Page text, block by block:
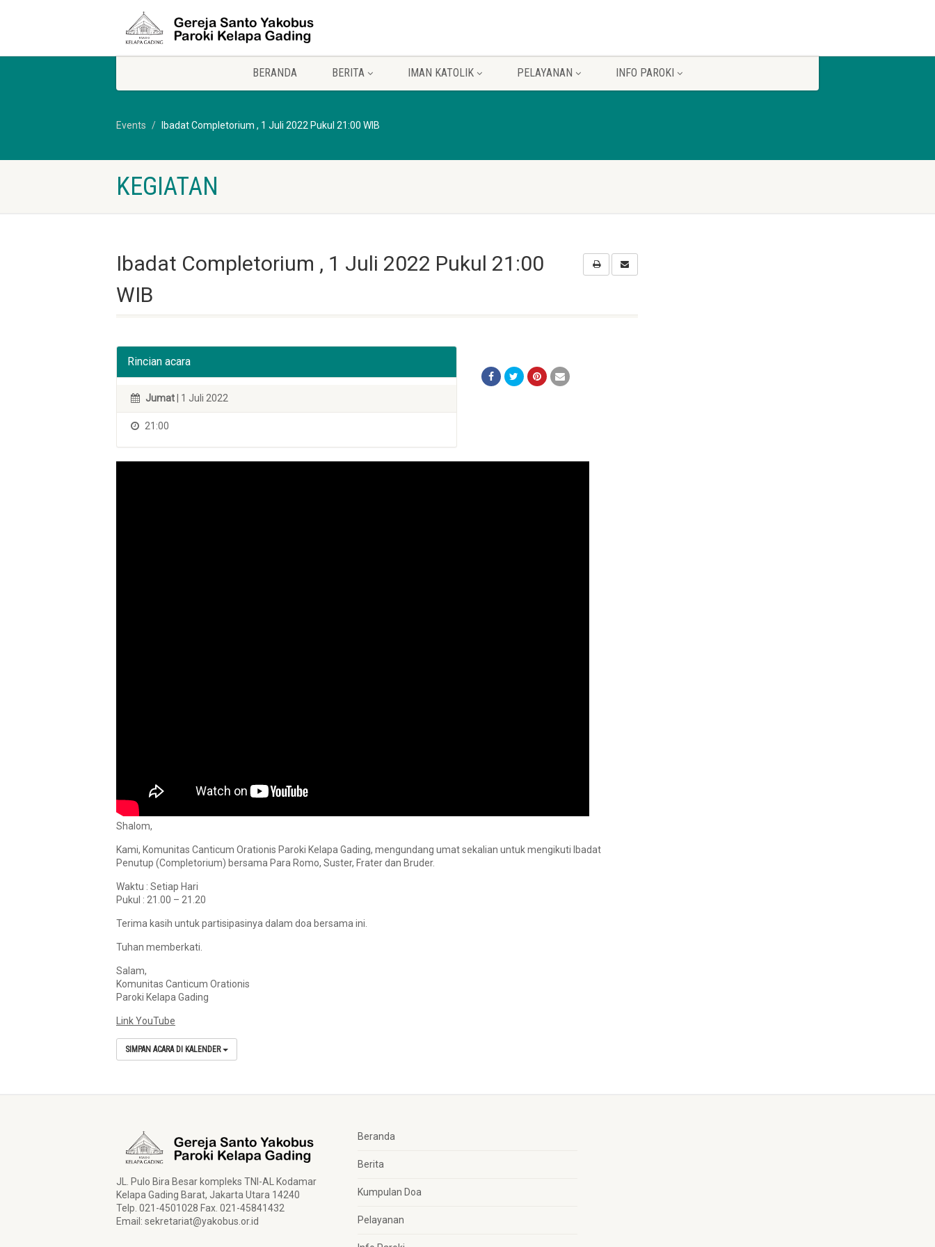
BERANDA BERITA IMAN KATOLIK PELAYANAN INFO PAROKI
Events Ibadat Completorium , 1 Juli 2022 Pukul 21:00 WIB
KEGIATAN
Ibadat Completorium , 1 Juli 2022 Pukul 21:00
WIB
Rincian acara
Jumat | 1 Juli 2022
21:00
Shalom,
Kami, Komunitas Canticum Orationis Paroki Kelapa Gading, mengundang umat sekalian untuk mengikuti Ibadat
Penutup (Completorium) bersama Para Romo, Suster, Frater dan Bruder.
Waktu : Setiap Hari
Pukul : 21.00 – 21.20
Terima kasih untuk partisipasinya dalam doa bersama ini.
Tuhan memberkati.
Salam,
Komunitas Canticum Orationis
Paroki Kelapa Gading
Link YouTube
SIMPAN ACARA DI KALENDER
JL. Pulo Bira Besar kompleks TNI-AL Kodamar
Kelapa Gading Barat, Jakarta Utara 14240
Telp. 021-4501028 Fax. 021-45841432
Email: sekretariat@yakobus.or.id
Beranda
Berita
Kumpulan Doa
Pelayanan